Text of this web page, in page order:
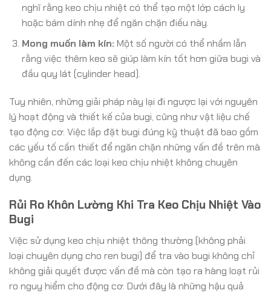
nghĩ rằng keo chịu nhiệt có thể tạo một lớp cách ly
hoặc bám dính nhẹ để ngăn chặn điều này.
Mong muốn làm kín: Một số người có thể nhầm lẫn
rằng việc thêm keo sẽ giúp làm kín tốt hơn giữa bugi và
đầu quy lát (cylinder head).
Tuy nhiên, những giải pháp này lại đi ngược lại với nguyên
lý hoạt động và thiết kế của bugi, cũng như vật liệu chế
tạo động cơ. Việc lắp đặt bugi đúng kỹ thuật đã bao gồm
các yếu tố cần thiết để ngăn chặn những vấn đề trên mà
không cần đến các loại keo chịu nhiệt không chuyên
dụng.
Rủi Ro Khôn Lường Khi Tra Keo Chịu Nhiệt Vào
Bugi
Việc sử dụng keo chịu nhiệt thông thường (không phải
loại chuyên dụng cho ren bugi) để tra vào bugi không chỉ
không giải quyết được vấn đề mà còn tạo ra hàng loạt rủi
ro nguy hiểm cho động cơ. Dưới đây là những hậu quả